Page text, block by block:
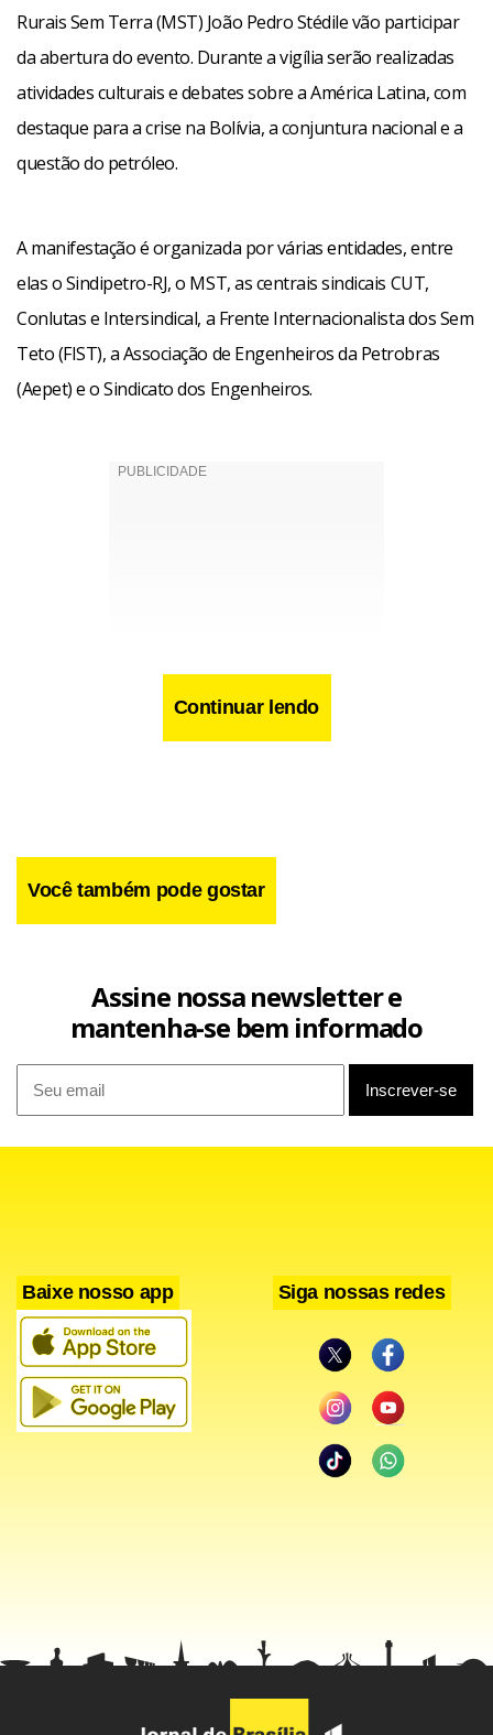
Rurais Sem Terra (MST) João Pedro Stédile vão participar
da abertura do evento. Durante a vigília serão realizadas
atividades culturais e debates sobre a América Latina, com
destaque para a crise na Bolívia, a conjuntura nacional e a
questão do petróleo.
A manifestação é organizada por várias entidades, entre
elas o Sindipetro-RJ, o MST, as centrais sindicais CUT,
Conlutas e Intersindical, a Frente Internacionalista dos Sem
Teto (FIST), a Associação de Engenheiros da Petrobras
(Aepet) e o Sindicato dos Engenheiros.
Facebook
WhatsApp
LinkedIn
Twitter
X
Continuar lendo
Você também pode gostar
Assine nossa newsletter e
mantenha-se bem informado
Baixe nosso app Siga nossas redes